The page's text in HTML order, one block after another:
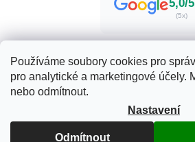
Používáme soubory cookies pro
pro analytické a marketingové účely.
nebo odmítnout.
Nastavení
Odmítnout
5,0/5
(5x)
Vytvořil Shoptet
Copyright 2026Zdraví. Krása.
vyhrazena.
Upravit